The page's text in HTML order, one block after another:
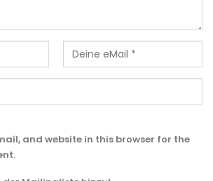
and website in this browser for the